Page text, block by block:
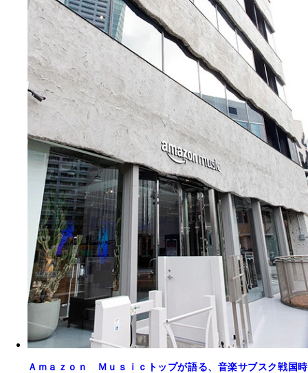
Ａｍａｚｏｎ Ｍｕｓｉｃトップが語る、音楽サブスク戦国時